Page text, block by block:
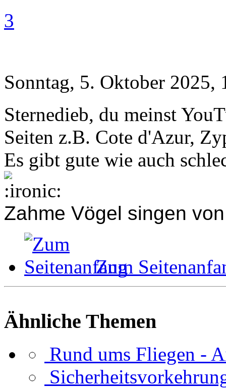
3
Sonntag, 5. Oktober 2025,
Sternedieb, du meinst
Seiten z.B. Cote d'Azur,
Es gibt gute wie auch
Zahme Vögel singen
Zum
Ähnliche Themen
Rund ums Fliegen -